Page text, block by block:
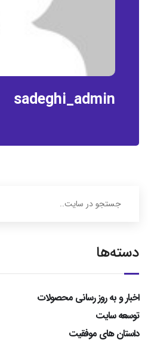
sadeghi_admin
دسته‌ها
اخبار و به روز رسانی محصولات
توسعه سایت
داستان های موفقیت